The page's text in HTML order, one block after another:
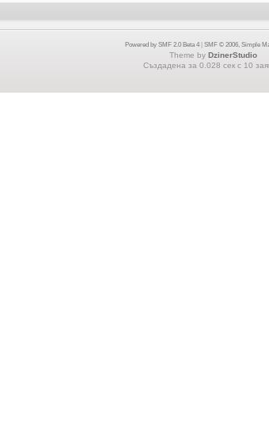
Powered by SMF 2.0 Beta 4 SMF © 2006, Simple
Theme by DzinerStudio
Създадена за 0.028 сек с 10